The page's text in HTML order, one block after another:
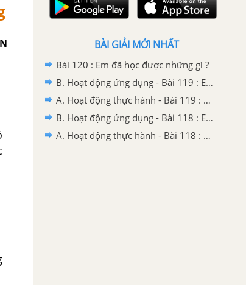
BÀI GIẢI MỚI NHẤT
Bài 120 : Em đã học được những gì ?
B. Hoạt động ứng dụng - Bài 119 : Em ôn lại những gì đã học
A. Hoạt động thực hành - Bài 119 : Em ôn lại những gì đã học
B. Hoạt động ứng dụng - Bài 118 : Em ôn lại những gì đã học
A. Hoạt động thực hành - Bài 118 : Em ôn lại những gì đã học